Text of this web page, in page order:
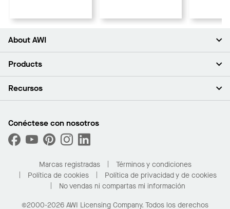
About AWI
Acerca de nosotros
Sala de prensa
¿Cuáles son mis opciones de compra?
Products
Plafones
Capacidades personalizadas
Desempeño
Recursos
Buscar un distribuidor
Solicitar muestras
Compre en línea con Kanopi
Para el hogar
Conéctese con nosotros
Marcas registradas
Términos y condiciones
Política de cookies
Política de privacidad y de cookies
No vendas ni compartas mi información
©2000-2026 AWI Licensing Company. Todos los derechos